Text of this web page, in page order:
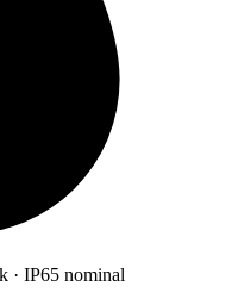
· IP65 nominal